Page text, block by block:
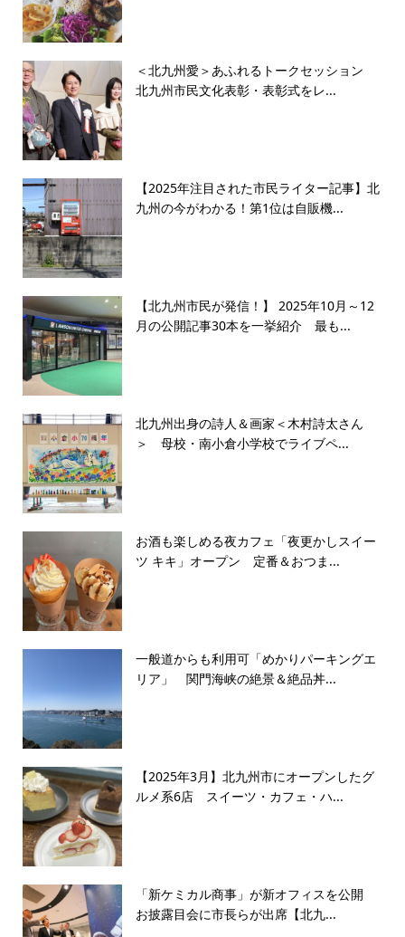
＜北九州愛＞あふれるトークセッション
北九州市民文化表彰・表彰式をレ...
【2025年注目された市民ライター記事】北
九州の今がわかる！第1位は自販機...
【北九州市民が発信！】 2025年10月～12
月の公開記事30本を一挙紹介 最も...
北九州出身の詩人＆画家＜木村詩太さん
＞ 母校・南小倉小学校でライブペ...
お酒も楽しめる夜カフェ「夜更かしスイー
ツ キキ」オープン 定番＆おつま...
一般道からも利用可「めかりパーキングエ
リア」 関門海峡の絶景＆絶品丼...
【2025年3月】北九州市にオープンしたグ
ルメ系6店 スイーツ・カフェ・ハ...
「新ケミカル商事」が新オフィスを公開
お披露目会に市長らが出席【北九...